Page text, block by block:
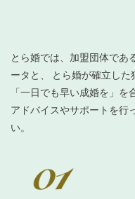
とら婚では、加盟団体であ
ータと、 とら婚が確立した
「一日でも早い成婚を」
アドバイスやサポートを行
い。